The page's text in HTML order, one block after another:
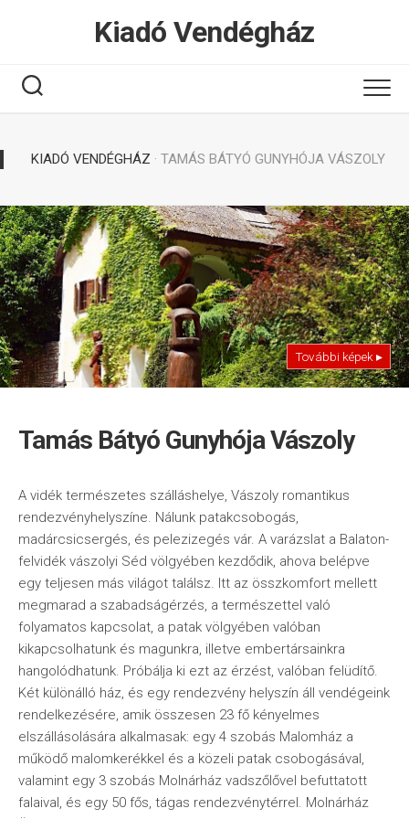
Kiadó Vendégház
KIADÓ VENDÉGHÁZ · TAMÁS BÁTYÓ GUNYHÓJA VÁSZOLY
További képek ▸
Tamás Bátyó Gunyhója Vászoly
A vidék természetes szálláshelye, Vászoly romantikus
rendezvényhelyszíne. Nálunk patakcsobogás,
madárcsicsergés, és pelezizegés vár. A varázslat a Balaton-
felvidék vászolyi Séd völgyében kezdődik, ahova belépve
egy teljesen más világot találsz. Itt az összkomfort mellett
megmarad a szabadságérzés, a természettel való
folyamatos kapcsolat, a patak völgyében valóban
kikapcsolhatunk és magunkra, illetve embertársainkra
hangolódhatunk. Próbálja ki ezt az érzést, valóban felüdítő.
Két különálló ház, és egy rendezvény helyszín áll vendégeink
rendelkezésére, amik összesen 23 fő kényelmes
elszállásolására alkalmasak: egy 4 szobás Malomház a
működő malomkerékkel és a közeli patak csobogásával,
valamint egy 3 szobás Molnárház vadszőlővel befuttatott
falaival, és egy 50 fős, tágas rendezvénytérrel. Molnárház